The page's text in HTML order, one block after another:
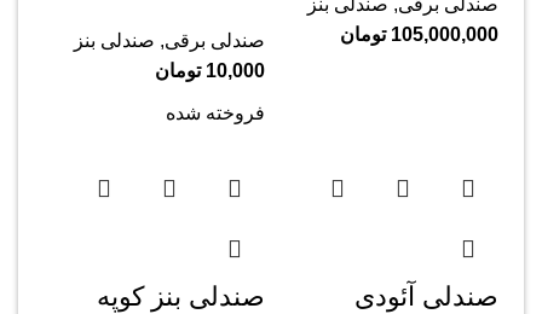
صندلی برقی, صندلی بنز
105,000,000 تومان صندلی برقی, صندلی بنز
10,000 تومان
صندلی آئودی
فروخته شده
صندلی بنز کوپه